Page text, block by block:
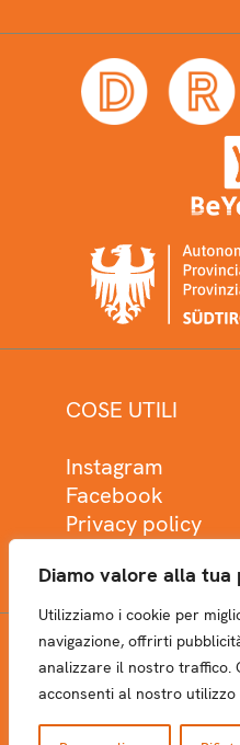
Diamo valore alla tua
Utilizziamo i cookie per
navigazione, offrirti
analizzare il nostro traffico.
acconsenti al nostro utilizzo
COSE UTILI
Instagram
Facebook
Privacy policy
NEWSLETTER